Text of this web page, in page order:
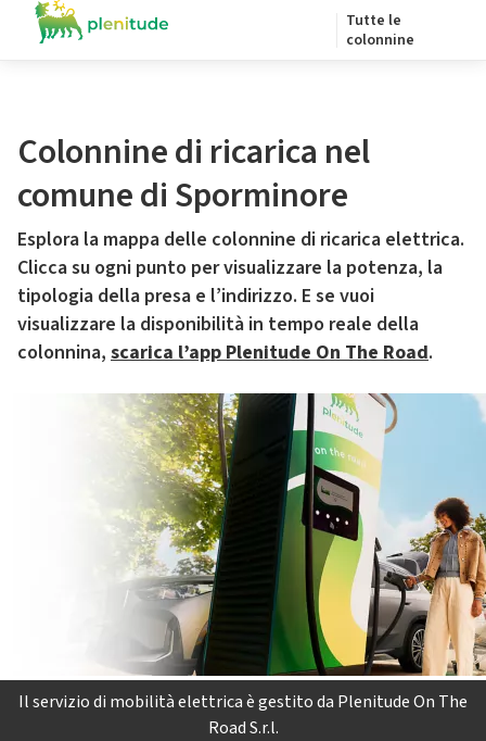
Tutte le
colonnine
Colonnine di ricarica nel
comune di Sporminore
Esplora la mappa delle colonnine di ricarica elettrica.
Clicca su ogni punto per visualizzare la potenza, la
tipologia della presa e l’indirizzo. E se vuoi
visualizzare la disponibilità in tempo reale della
colonnina, scarica l’app Plenitude On The Road.
Il servizio di mobilità elettrica è gestito da Plenitude On The
Road S.r.l.